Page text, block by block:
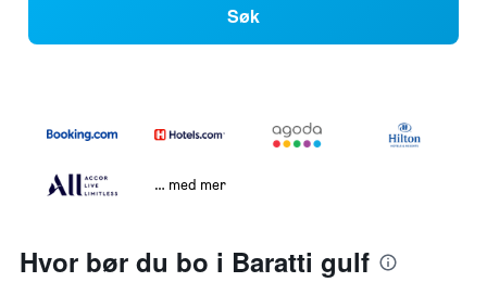
Søk
… med mer
Hvor bør du bo i Baratti gulf